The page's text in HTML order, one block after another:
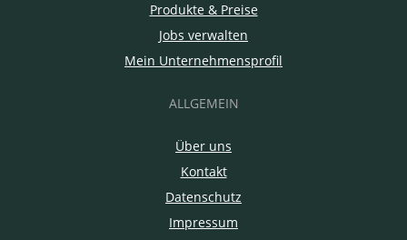
Produkte & Preise
Jobs verwalten
Mein Unternehmensprofil
ALLGEMEIN
Über uns
Kontakt
Datenschutz
Impressum